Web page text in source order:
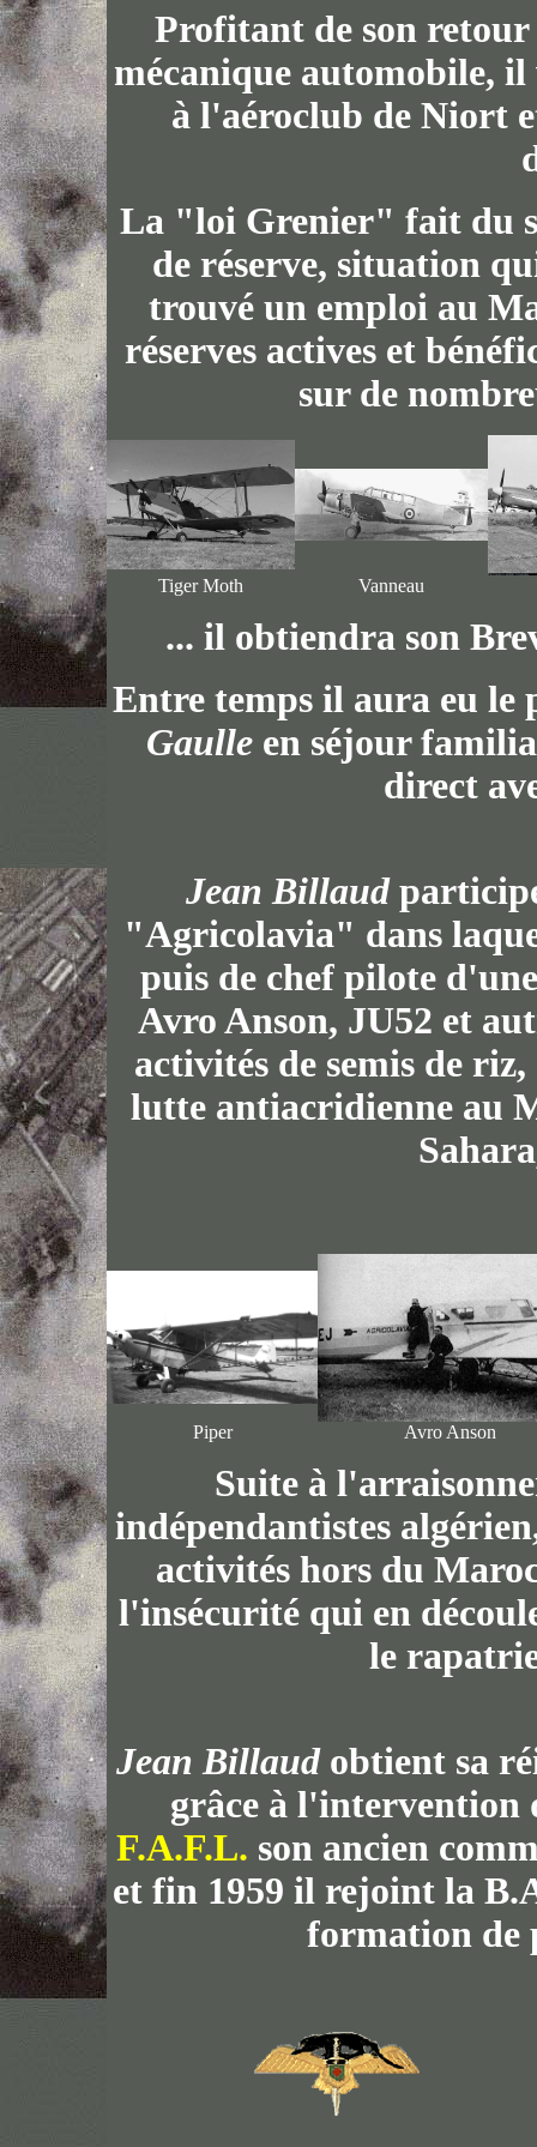
Profitant de son
mécanique automobile, il
à l'aéroclub de Niort
La "loi Grenier" fait du
de réserve, situation
trouvé un emploi au
réserves actives et
sur de
Tiger Moth Vanneau
... il obtiendra son
Entre temps il aura eu
Gaulle en séjour
direct
Jean Billaud
"Agricolavia" dans
puis de chef pilote
Avro Anson, JU52 et
activités de semis de
lutte antiacridienne au
Piper Avro Anson
Suite à
indépendantistes
activités hors du
l'insécurité qui en
le
Jean Billaud obtient sa
grâce à l'intervention
F.A.F.L. son ancien
et fin 1959 il rejoint la
formation de